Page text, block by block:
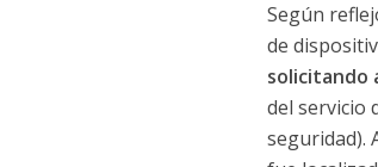
Según
de
solicitando
del servicio
seguridad).